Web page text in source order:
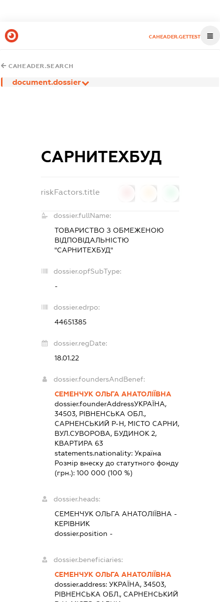
CAHEADER.GETTEST
CAHEADER.SEARCH
document.dossier
САРНИТЕХБУД
riskFactors.title
dossier.fullName:
ТОВАРИСТВО З ОБМЕЖЕНОЮ
ВІДПОВІДАЛЬНІСТЮ
"САРНИТЕХБУД"
dossier.opfSubType:
-
dossier.edrpo:
44651385
dossier.regDate:
18.01.22
dossier.foundersAndBenef:
СЕМЕНЧУК ОЛЬГА АНАТОЛІЇВНА
dossier.founderAddressУКРАЇНА,
34503, РІВНЕНСЬКА ОБЛ.,
САРНЕНСЬКИЙ Р-Н, МІСТО САРНИ,
ВУЛ.СУВОРОВА, БУДИНОК 2,
КВАРТИРА 63
statements.nationality: Україна
Розмір внеску до статутного фонду
(грн.): 100 000 (100 %)
dossier.heads:
СЕМЕНЧУК ОЛЬГА АНАТОЛІЇВНА -
КЕРІВНИК
dossier.position -
dossier.beneficiaries:
СЕМЕНЧУК ОЛЬГА АНАТОЛІЇВНА
dossier.address: УКРАЇНА, 34503,
РІВНЕНСЬКА ОБЛ., САРНЕНСЬКИЙ